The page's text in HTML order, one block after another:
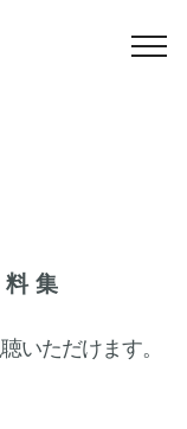
集
いただけます。